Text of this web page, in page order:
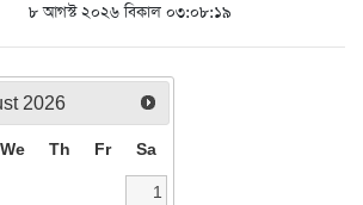
৮ আগস্ট ২০২৬ বিকাল ০৩:০৮:১৯
2026
We Th Fr Sa
1